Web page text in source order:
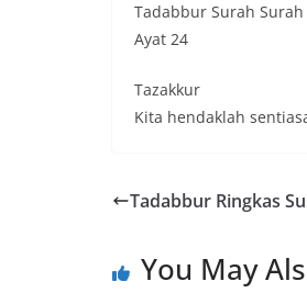
Tadabbur Surah
Ayat 24
Tazakkur
Kita hendaklah
Tadabbur Ringkas
You May